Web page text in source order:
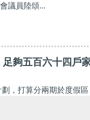
議員陸頌...
足夠五百六十四戶
，打算分兩期於度假區